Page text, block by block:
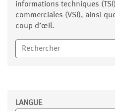
informations techniques
commerciales (VSI), ainsi
coup d’œil.
Filtres
LANGUE